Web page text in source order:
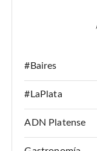
#Baires
#LaPlata
ADN Platense